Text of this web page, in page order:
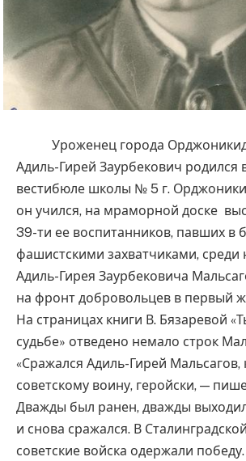
Уроженец города
Адиль-Гирей Заурбекович родился
вестибюле школы № 5 г.
он учился, на мраморной доске
39-ти ее воспитанников, павших в
фашистскими захватчиками, среди
Адиль-Гирея Заурбековича
на фронт добровольцев в первый
На страницах книги В. Бязаревой
судьбе» отведено немало строк
«Сражался Адиль-Гирей Мальсагов,
советскому воину, геройски, —
Дважды был ранен, дважды
и снова сражался. В
советские войска одержали